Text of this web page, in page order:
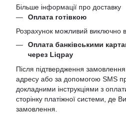
Більше інформації про доставку
Оплата готівкою
Розрахунок можливий виключно в
Оплата банківськими
через Liqpay
Після підтвердження
адресу або за допомогою SMS
докладними інструкціями з
сторінку платіжної системи, де
замовлення.